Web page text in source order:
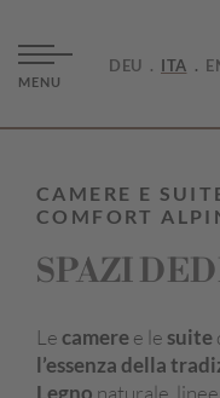
MENU
DEU ITA
CAMERE E
COMFORT
SPAZI
Lecameree le suite
l’essenza della
Legno naturale,